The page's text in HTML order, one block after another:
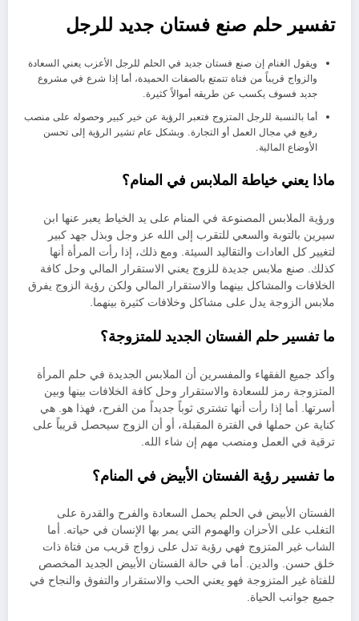
تفسير حلم صنع فستان جديد للرجل
ويقول الغنام إن صنع فستان جديد في الحلم للرجل الأعزب يعني السعادة
والزواج قريباً من فتاة تتمتع بالصفات الحميدة، أما إذا شرع في مشروع
جديد فسوف يكسب عن طريقه أموالاً كثيرة.
أما بالنسبة للرجل المتزوج فتعبر الرؤية عن خير كبير وحصوله على منصب
رفيع في مجال العمل أو التجارة. وبشكل عام تشير الرؤية إلى تحسن
الأوضاع المالية.
ماذا يعني خياطة الملابس في المنام؟
ورؤية الملابس المصنوعة في المنام على يد الخياط يعبر عنها ابن
سيرين بالتوبة والسعي للتقرب إلى الله عز وجل وبذل جهد كبير
لتغيير كل العادات والتقاليد السيئة. ومع ذلك، إذا رأت المرأة أنها
كذلك. صنع ملابس جديدة للزوج يعني الاستقرار المالي وحل كافة
الخلافات والمشاكل بينهما والاستقرار المالي ولكن رؤية الزوج يفرق
ملابس الزوجة يدل على مشاكل وخلافات كثيرة بينهما.
ما تفسير حلم الفستان الجديد للمتزوجة؟
وأكد جميع الفقهاء والمفسرين أن الملابس الجديدة في حلم المرأة
المتزوجة رمز للسعادة والاستقرار وحل كافة الخلافات بينها وبين
أسرتها. أما إذا رأت أنها تشتري ثوباً جديداً من الفرح، فهذا هو. هي
كناية عن حملها في الفترة المقبلة، أو أن الزوج سيحصل قريباً على
ترقية في العمل ومنصب مهم إن شاء الله.
ما تفسير رؤية الفستان الأبيض في المنام؟
الفستان الأبيض في الحلم يحمل السعادة والفرح والقدرة على
التغلب على الأحزان والهموم التي يمر بها الإنسان في حياته. أما
الشاب غير المتزوج فهي رؤية تدل على زواج قريب من فتاة ذات
خلق حسن. والدين. أما في حالة الفستان الأبيض الجديد المخصص
للفتاة غير المتزوجة فهو يعني الحب والاستقرار والتفوق والنجاح في
جميع جوانب الحياة.